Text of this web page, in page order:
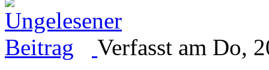
Verfasst am Do,